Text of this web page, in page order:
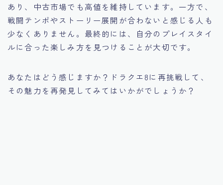
あり、中古市場でも高値を維持しています。一方で、
戦闘テンポやストーリー展開が合わないと感じる人も
少なくありません。最終的には、自分のプレイスタイ
ルに合った楽しみ方を見つけることが大切です。
あなたはどう感じますか？ドラクエ8に再挑戦して、
その魅力を再発見してみてはいかがでしょうか？